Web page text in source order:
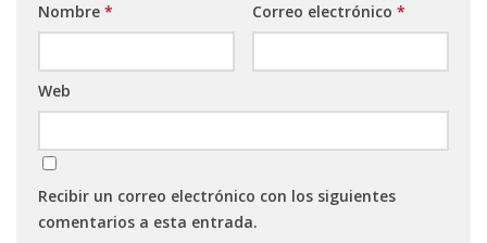
Nombre * Correo electrónico *
Web
Recibir un correo electrónico con los siguientes
comentarios a esta entrada.